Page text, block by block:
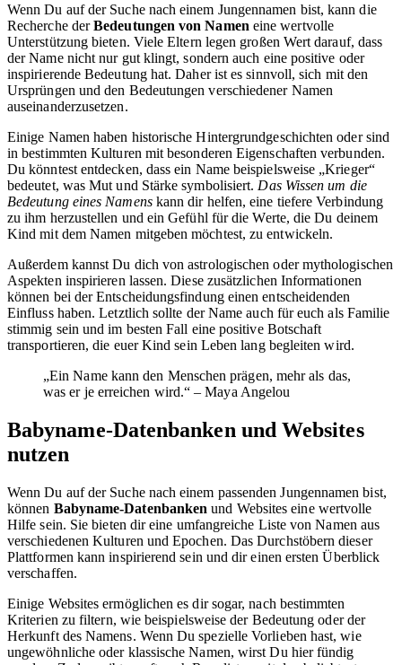
Wenn Du auf der Suche nach einem Jungennamen bist, kann die
Recherche derBedeutungen von Namen eine wertvolle
Unterstützung bieten. Viele Eltern legen großen Wert darauf, dass
der Name nicht nur gut klingt, sondern auch eine positive oder
inspirierende Bedeutung hat. Daher ist es sinnvoll, sich mit den
Ursprüngen und den Bedeutungen verschiedener Namen
auseinanderzusetzen.
Einige Namen haben historische Hintergrundgeschichten oder sind
in bestimmten Kulturen mit besonderen Eigenschaften verbunden.
Du könntest entdecken, dass ein Name beispielsweise „Krieger“
bedeutet, was Mut und Stärke symbolisiert. Das Wissen um die
Bedeutung eines Namenskann dir helfen, eine tiefere Verbindung
zu ihm herzustellen und ein Gefühl für die Werte, die Du deinem
Kind mit dem Namen mitgeben möchtest, zu entwickeln.
Außerdem kannst Du dich von astrologischen oder mythologischen
Aspekten inspirieren lassen. Diese zusätzlichen Informationen
können bei der Entscheidungsfindung einen entscheidenden
Einfluss haben. Letztlich sollte der Name auch für euch als Familie
stimmig sein und im besten Fall eine positive Botschaft
transportieren, die euer Kind sein Leben lang begleiten wird.
„Ein Name kann den Menschen prägen, mehr als das,
was er je erreichen wird.“ – Maya Angelou
Babyname-Datenbanken und Websites
nutzen
Wenn Du auf der Suche nach einem passenden Jungennamen bist,
können Babyname-Datenbanken und Websites eine wertvolle
Hilfe sein. Sie bieten dir eine umfangreiche Liste von Namen aus
verschiedenen Kulturen und Epochen. Das Durchstöbern dieser
Plattformen kann inspirierend sein und dir einen ersten Überblick
verschaffen.
Einige Websites ermöglichen es dir sogar, nach bestimmten
Kriterien zu filtern, wie beispielsweise der Bedeutung oder der
Herkunft des Namens. Wenn Du spezielle Vorlieben hast, wie
ungewöhnliche oder klassische Namen, wirst Du hier fündig